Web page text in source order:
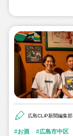
広島CLiP新聞編集部
お酒 広島市中区